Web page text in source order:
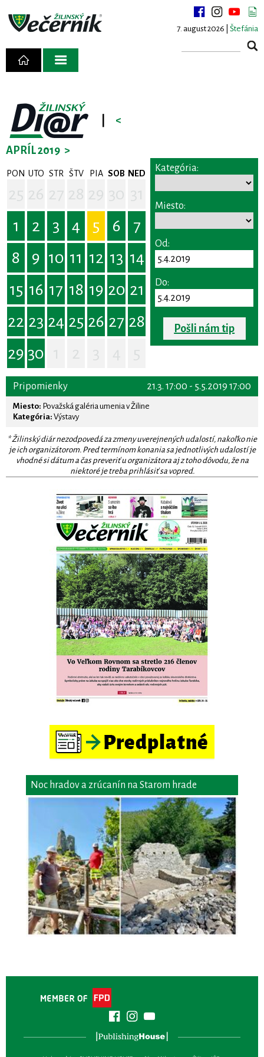
7. august 2026 | Štefánia
<
APRÍL 2019 >
PON UTO STR ŠTV PIA SOB NED
1
2 3 4 5 6
7
8
9 10 11 12 13 14
15 16 17 18 19 20 21
22 23 24 25 26 27 28
29 30
Kategória:
Miesto:
Od:
Do:
Pošli nám tip
21.3. 17:00 - 5.5.2019 17:00
Pripomienky
Miesto: Považská galéria umenia v Žiline
Kategória: Výstavy
* Žilinský diár nezodpovedá za zmeny uverejnených udalostí, nakoľko nie
je ich organizátorom. Pred termínom konania sa jednotlivých udalostí je
vhodné si dátum a čas preveriť u organizátora aj z toho dôvodu, že na
niektoré je treba prihlásiť sa vopred.
Noc hradov a zrúcanín na Starom hrade